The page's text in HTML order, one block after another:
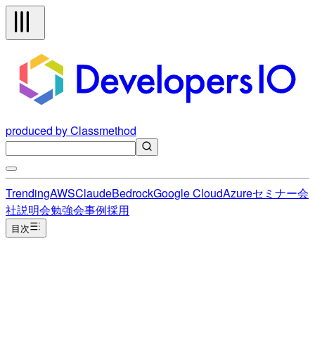
produced by Classmethod
TrendingAWSClaudeBedrockGoogle CloudAzureセミナー会
社説明会勉強会事例採用
目次